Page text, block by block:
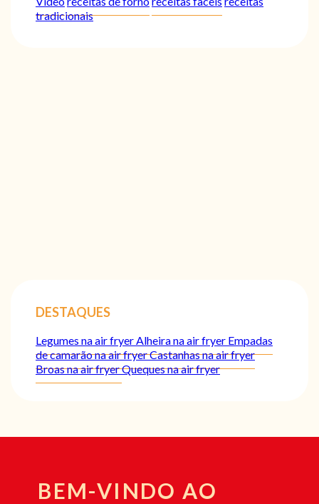
tradicionais
DESTAQUES
Legumes na air fryerAlheira na air fryer Empadas
de camarão na air fryerCastanhas na air fryer
Broas na air fryerQueques na air fryer
BEM-VINDO AO